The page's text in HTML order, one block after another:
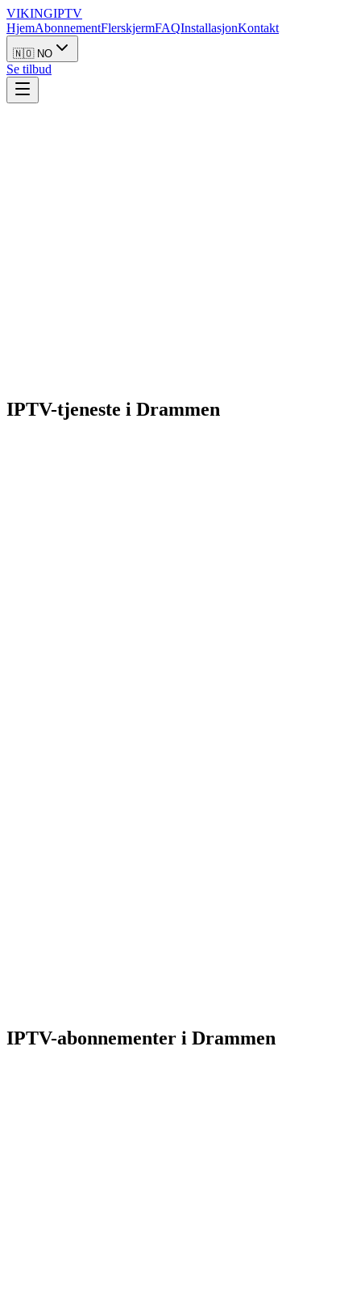
VIKINGIPTV
HjemAbonnementFlerskjermFAQInstallasjonKontakt
🇳🇴 NO
Se tilbud
IPTV-tjeneste i Drammen
IPTV-abonnementer i Drammen